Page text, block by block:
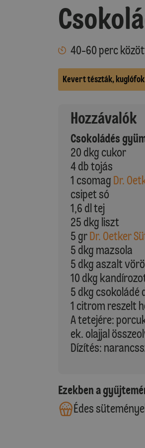
40-60 perc
Kevert tészták, kuglófok
Hozzávalók
Csokoládés
20 dkg cukor
4 db tojás
1 csomag Dr.
csipet só
1,6 dl tej
25 dkg liszt
5 grDr. Oetker
5 dkg mazsola
5 dkg aszalt
10 dkg
5 dkg csokoládé
1 citrom reszelt
A tetejére:
ek. olajjal
Dízítés:
Ezekben a
Édes